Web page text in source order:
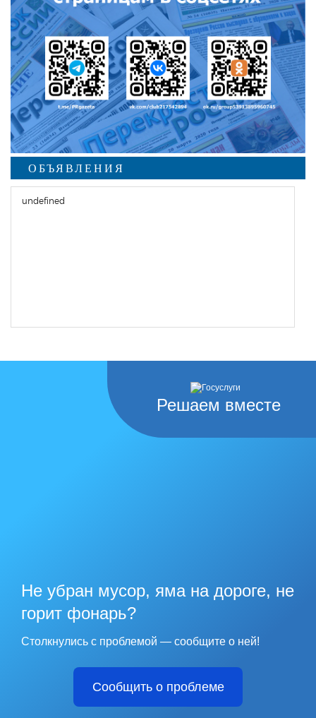
ОБЪЯВЛЕНИЯ
undefined
Решаем вместе
Не убран мусор, яма на дороге, не
горит фонарь?
Столкнулись с проблемой — сообщите о ней!
Сообщить о проблеме